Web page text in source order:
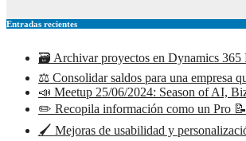
Entradas recientes
🗃️ Archivar proyectos en Dynamics 365
⚖️ Consolidar saldos para una empresa
📣 Meetup 25/06/2024: Season of AI,
✏️ Recopila información como un Pro
🖌️ Mejoras de usabilidad y